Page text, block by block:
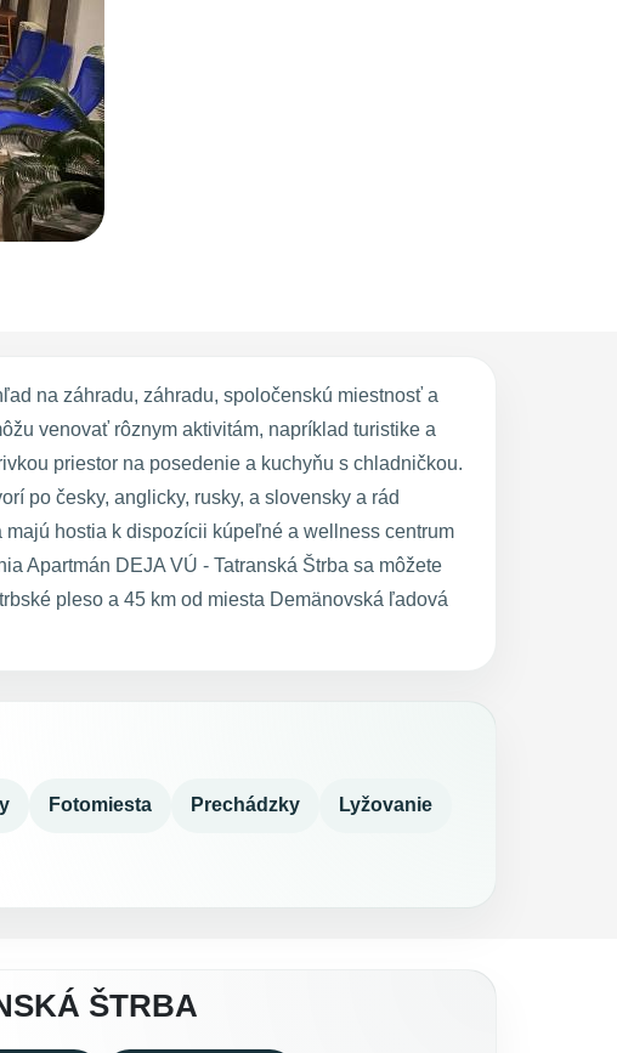
na záhradu, záhradu, spoločenskú miestnosť a
venovať rôznym aktivitám, napríklad turistike a
priestor na posedenie a kuchyňu s chladničkou.
po česky, anglicky, rusky, a slovensky a rád
hostia k dispozícii kúpeľné a wellness centrum
Apartmán DEJA VÚ - Tatranská Štrba sa môžete
pleso a 45 km od miesta Demänovská ľadová
Fotomiesta Prechádzky Lyžovanie
ŠTRBA